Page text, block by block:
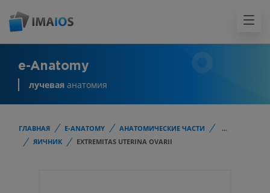
e-Anatomy
лучевая анатомия
ГЛАВНАЯ E-ANATOMY АНАТОМИЧЕСКИЕ ЧАСТИ
...
ЯИЧНИК
EXTREMITAS UTERINA OVARII